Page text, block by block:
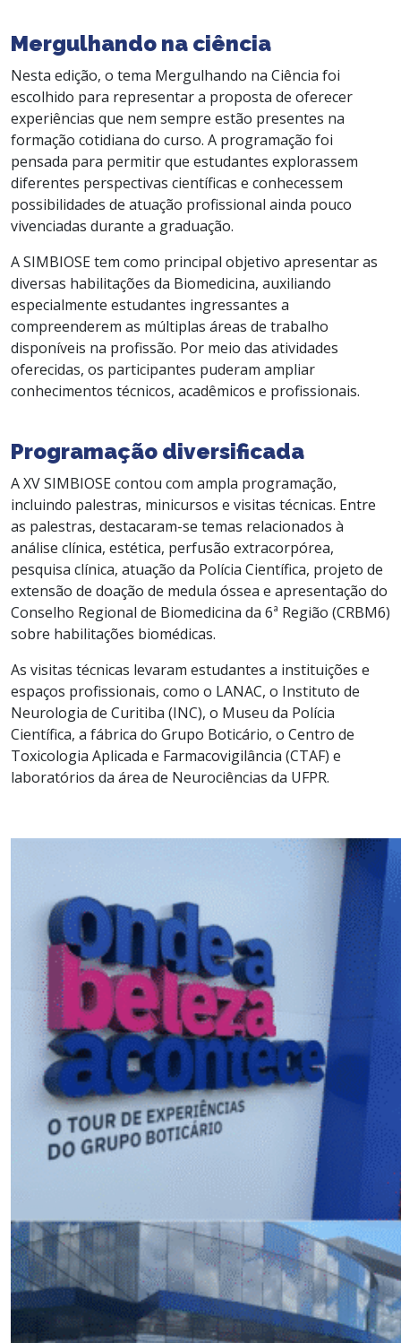
Mergulhando na ciência
Nesta edição, o tema Mergulhando na Ciência foi
escolhido para representar a proposta de oferecer
experiências que nem sempre estão presentes na
formação cotidiana do curso. A programação foi
pensada para permitir que estudantes explorassem
diferentes perspectivas científicas e conhecessem
possibilidades de atuação profissional ainda pouco
vivenciadas durante a graduação.
A SIMBIOSE tem como principal objetivo apresentar as
diversas habilitações da Biomedicina, auxiliando
especialmente estudantes ingressantes a
compreenderem as múltiplas áreas de trabalho
disponíveis na profissão. Por meio das atividades
oferecidas, os participantes puderam ampliar
conhecimentos técnicos, acadêmicos e profissionais.
Programação diversificada
A XV SIMBIOSE contou com ampla programação,
incluindo palestras, minicursos e visitas técnicas. Entre
as palestras, destacaram-se temas relacionados à
análise clínica, estética, perfusão extracorpórea,
pesquisa clínica, atuação da Polícia Científica, projeto de
extensão de doação de medula óssea e apresentação do
Conselho Regional de Biomedicina da 6ª Região (CRBM6)
sobre habilitações biomédicas.
As visitas técnicas levaram estudantes a instituições e
espaços profissionais, como o LANAC, o Instituto de
Neurologia de Curitiba (INC), o Museu da Polícia
Científica, a fábrica do Grupo Boticário, o Centro de
Toxicologia Aplicada e Farmacovigilância (CTAF) e
laboratórios da área de Neurociências da UFPR.